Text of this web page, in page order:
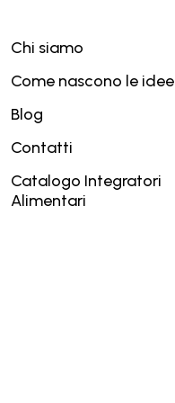
Chi siamo
Come nascono le idee
Blog
Contatti
Catalogo Integratori
Alimentari